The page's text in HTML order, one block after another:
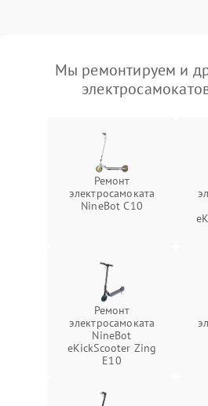
Мы ремонтируем и
Ремонт
электросамоката
NineBot С10
Ремонт
электросамоката
NineBot
eKickScooter Zing
E10